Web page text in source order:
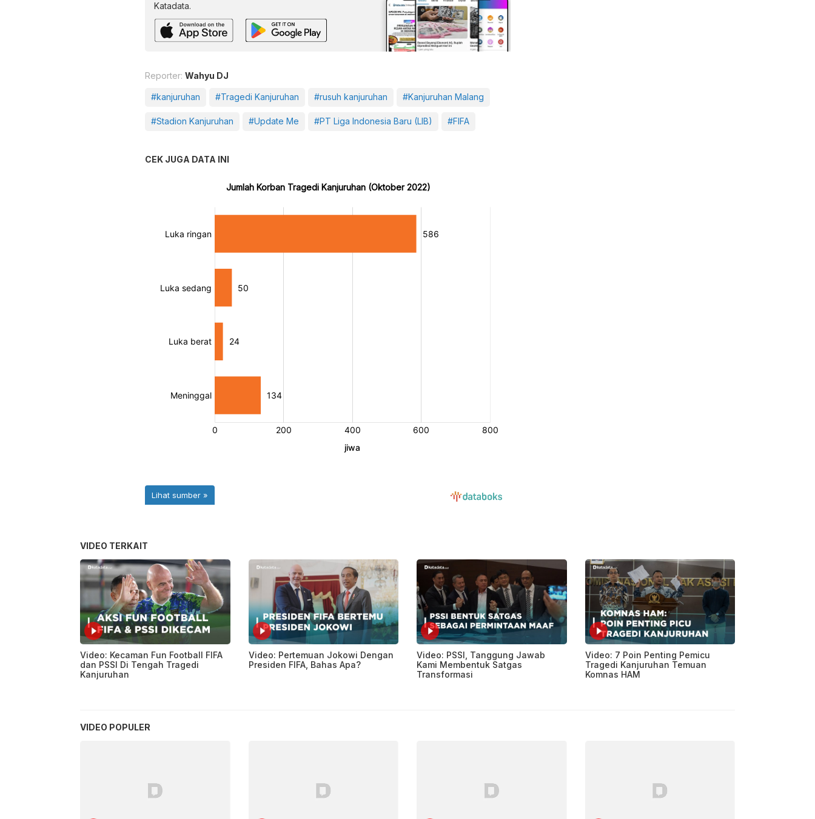
Katadata.
Reporter: Wahyu DJ
#kanjuruhan #Tragedi Kanjuruhan #rusuh kanjuruhan #Kanjuruhan Malang
#Stadion Kanjuruhan #Update Me #PT Liga Indonesia Baru (LIB) #FIFA
CEK JUGA DATA INI
VIDEO TERKAIT
Video: Kecaman Fun Football FIFA
dan PSSI Di Tengah Tragedi
Kanjuruhan
Video: Pertemuan Jokowi Dengan
Presiden FIFA, Bahas Apa?
Video: PSSI, Tanggung Jawab
Kami Membentuk Satgas
Transformasi
Video: 7 Poin Penting Pemicu
Tragedi Kanjuruhan Temuan
Komnas HAM
VIDEO POPULER